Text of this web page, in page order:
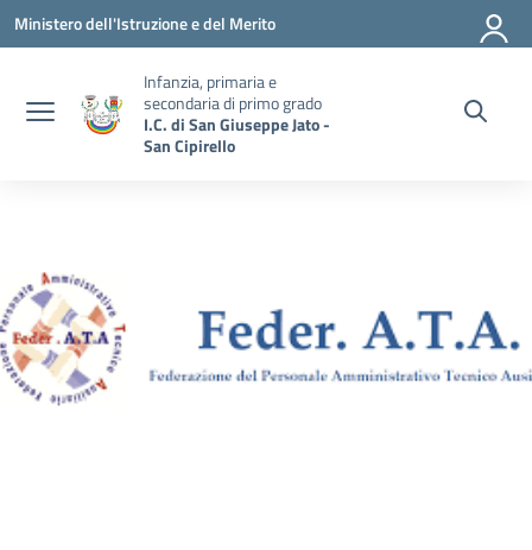
Vai ai contenuti
Vai al menu di navigazione
Vai al footer
Ministero dell'Istruzione e del Merito
Infanzia, primaria e
secondaria di primo grado
I.C. di San Giuseppe Jato -
San Cipirello